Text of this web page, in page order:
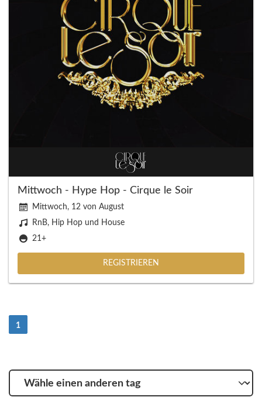
Mittwoch - Hype Hop - Cirque le Soir
Mittwoch, 12 von August
RnB, Hip Hop und House
21+
REGISTRIEREN
1
Wähle
einen